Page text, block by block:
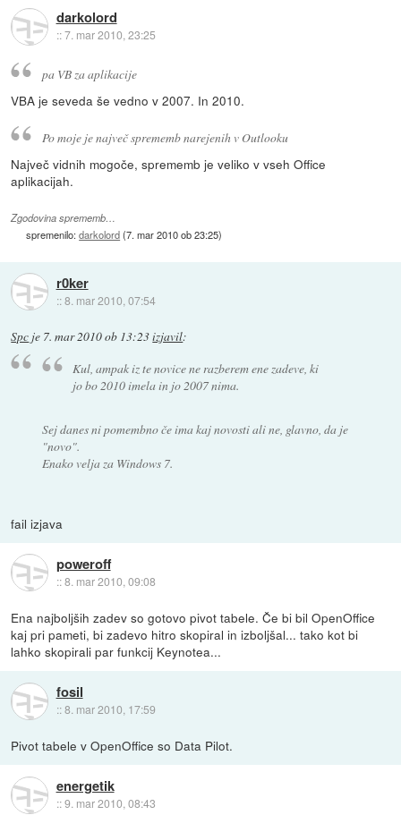
darkolord
::7. mar 2010, 23:25
pa VB za aplikacije
VBA je seveda še vedno v 2007. In 2010.
Po moje je največ sprememb narejenih v Outlooku
Največ vidnih mogoče, sprememb je veliko v vseh Office
aplikacijah.
Zgodovina sprememb…
spremenilo:darkolord(7. mar 2010 ob 23:25)
r0ker
::8. mar 2010, 07:54
Spc je 7. mar 2010 ob 13:23izjavil:
Kul, ampak iz te novice ne razberem ene zadeve, ki
jo bo 2010 imela in jo 2007 nima.
Sej danes ni pomembno če ima kaj novosti ali ne, glavno, da je
"novo".
Enako velja za Windows 7.
fail izjava
poweroff
::8. mar 2010, 09:08
Ena najboljših zadev so gotovo pivot tabele. Če bi bil OpenOffice
kaj pri pameti, bi zadevo hitro skopiral in izboljšal... tako kot bi
lahko skopirali par funkcij Keynotea...
fosil
::8. mar 2010, 17:59
Pivot tabele v OpenOffice so Data Pilot.
energetik
::9. mar 2010, 08:43